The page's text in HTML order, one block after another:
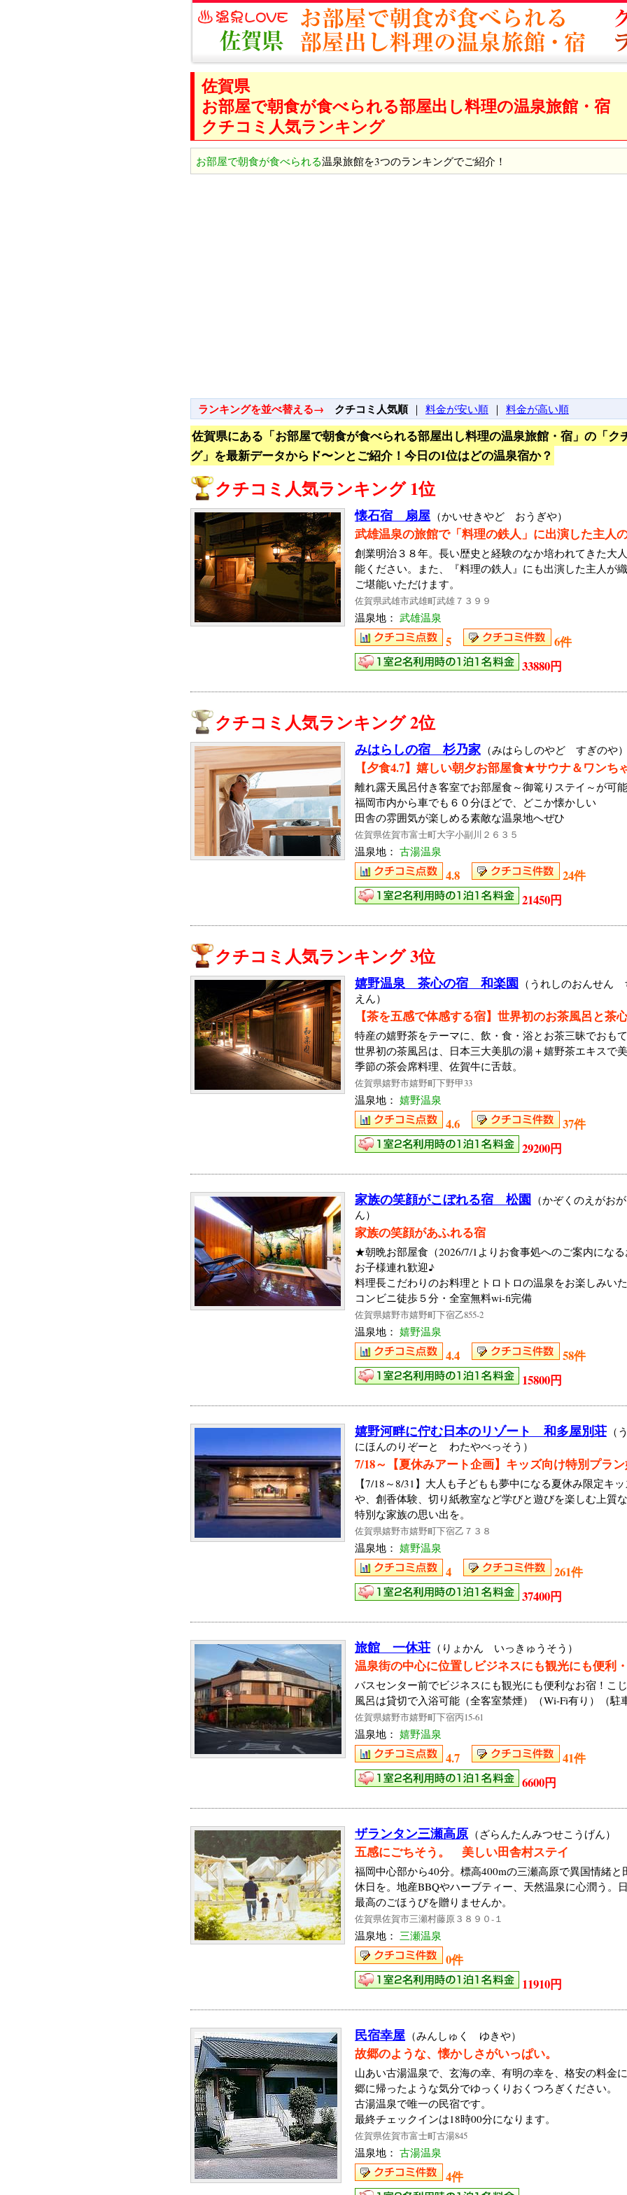
佐賀県
お部屋で朝食が食べられる部屋出し料理の温泉旅館・宿
クチコミ人気ランキング
お部屋で朝食が食べられる温泉旅館を3つのランキングでご紹介！
ランキングを並べ替える→ クチコミ人気順｜ 料金が安い順 ｜ 料金が高い順
佐賀県にある「お部屋で朝食が食べられる部屋出し料理の温泉旅館・宿」の「ク
グ」を最新データからド〜ンとご紹介！今日の1位はどの温泉宿か？
クチコミ人気ランキング 1位
懐石宿 扇屋 （かいせきやど おうぎや）
武雄温泉の旅館で「料理の鉄人」に出演した主人
創業明治３８年。長い歴史と経験のなか培われてきた大
能ください。また、『料理の鉄人』にも出演した主人が
ご堪能いただけます。
佐賀県武雄市武雄町武雄７３９９
温泉地： 武雄温泉
5
6件
33880円
クチコミ人気ランキング 2位
みはらしの宿 杉乃家 （みはらしのやど すぎのや）
【夕食4.7】嬉しい朝夕お部屋食★サウナ＆ワンち
離れ露天風呂付き客室でお部屋食～御篭りステイ～が可能
福岡市内から車でも６０分ほどで、どこか懐かしい
田舎の雰囲気が楽しめる素敵な温泉地へぜひ
佐賀県佐賀市富士町大字小副川２６３５
温泉地： 古湯温泉
4.8
24件
21450円
クチコミ人気ランキング 3位
嬉野温泉 茶心の宿 和楽園 （うれしのおんせん
えん）
【茶を五感で体感する宿】世界初のお茶風呂と茶
特産の嬉野茶をテーマに、飲・食・浴とお茶三昧でおもて
世界初の茶風呂は、日本三大美肌の湯＋嬉野茶エキスで美
季節の茶会席料理、佐賀牛に舌鼓。
佐賀県嬉野市嬉野町下野甲33
温泉地： 嬉野温泉
4.6
37件
29200円
家族の笑顔がこぼれる宿 松園 （かぞくのえがお
ん）
家族の笑顔があふれる宿
★朝晩お部屋食（2026/7/1よりお食事処へのご案内になる
お子様連れ歓迎♪
料理長こだわりのお料理とトロトロの温泉をお楽しみいた
コンビニ徒歩５分・全室無料wi-fi完備
佐賀県嬉野市嬉野町下宿乙855-2
温泉地： 嬉野温泉
4.4
58件
15800円
嬉野河畔に佇む日本のリゾート 和多屋別荘 （
にほんのりぞーと わたやべっそう）
7/18～【夏休みアート企画】キッズ向け特別プラ
【7/18～8/31】大人も子どもも夢中になる夏休み限定キ
や、創香体験、切り紙教室など学びと遊びを楽しむ上質
特別な家族の思い出を。
佐賀県嬉野市嬉野町下宿乙７３８
温泉地： 嬉野温泉
4
261件
37400円
旅館 一休荘 （りょかん いっきゅうそう）
温泉街の中心に位置しビジネスにも観光にも便利
バスセンター前でビジネスにも観光にも便利なお宿！こ
風呂は貸切で入浴可能（全客室禁煙）（Wi-Fi有り）（駐
佐賀県嬉野市嬉野町下宿丙15-61
温泉地： 嬉野温泉
4.7
41件
6600円
ザランタン三瀬高原 （ざらんたんみつせこうげん）
五感にごちそう。 美しい田舎村ステイ
福岡中心部から40分。標高400mの三瀬高原で異国情緒と
休日を。地産BBQやハーブティー、天然温泉に心潤う。
最高のごほうびを贈りませんか。
佐賀県佐賀市三瀬村藤原３８９０‐１
温泉地： 三瀬温泉
0件
11910円
民宿幸屋 （みんしゅく ゆきや）
故郷のような、懐かしさがいっぱい。
山あい古湯温泉で、玄海の幸、有明の幸を、格安の料金
郷に帰ったような気分でゆっくりおくつろぎください。
古湯温泉で唯一の民宿です。
最終チェックインは18時00分になります。
佐賀県佐賀市富士町古湯845
温泉地： 古湯温泉
4件